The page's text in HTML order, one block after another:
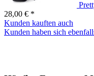
28,00 € *
Kunden kauften auch
Kunden haben sich